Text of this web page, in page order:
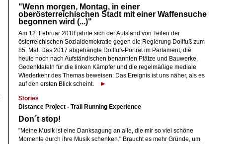
"Wenn morgen, Montag, in einer
oberösterreichischen Stadt mit einer Waffensuche
begonnen wird (...)"
Am 12. Februar 2018 jährte sich der Aufstand von Teilen der
österreichischen Sozialdemokratie gegen die Regierung Dollfuß zum
85. Mal. Das 2017 abgehängte Dollfuß-Porträt im Parlament, die
heute noch nach Aufständischen benannten Plätze und Bauwerke,
Gedenktafeln für die linken Kämpfer und die regelmäßige mediale
Wiederkehr des Themas beweisen: Das Ereignis ist uns näher, als es
auf den ersten Blick scheint.
Stories
Distance Project - Trail Running Experience
Don´t stop!
"Meine Musik ist eine Danksagung an alle, die mir so viel schöne
Momente durch ihre Musik schenken." Braucht es mehr Gründe, um